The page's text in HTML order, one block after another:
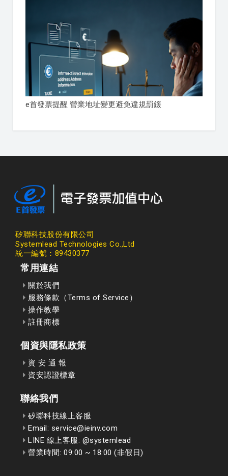
e首發票提醒 營業地址變更避免違規罰鍰
矽聯科技股份有限公司
Systemlead Technologies Co.,Ltd
統一編號：89430377
常用連結
關於我們
服務條款（Terms of Service）
操作教學
註冊商標
個資與隱私政策
資 安 通 報
資安認證標章
聯絡我們
矽聯科技線上客服
Email: service@ieinv.com
LINE 線上客服: @systemlead
營業時間: 09:00 ~ 18:00 (非假日)